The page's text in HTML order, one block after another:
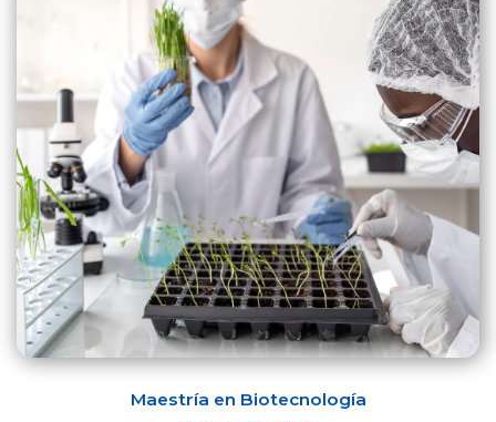
Maestría en Biotecnología